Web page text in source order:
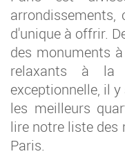
arrondissements,
d'unique à offrir.
des monuments
relaxants à la
exceptionnelle, il
les meilleurs
lire notre liste des
Paris.